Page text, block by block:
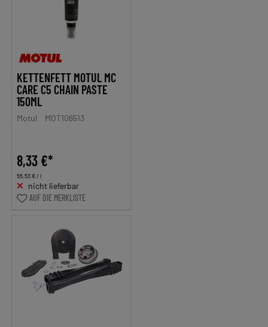
KETTENFETT MOTUL MC
CARE C5 CHAIN PASTE
150ML
Motul MOT106513
8,33 €*
55,53 € / l
nicht lieferbar
AUF DIE MERKLISTE